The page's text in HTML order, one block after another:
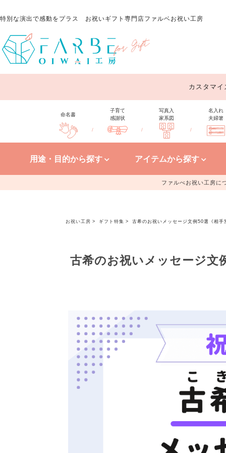
特別な演出で感動をプラス お祝いギフト専門店ファルベお祝い工房
カスタマ
命名書
/
子育て
感謝状
/
写真入
家系図
/
名入れ
夫婦箸
用途・目的から探す アイテムから探す
ファルべお祝い工房に
お祝い工房 ギフト特集 古希のお祝いメッセージ文例50選《相
古希のお祝いメッセージ文